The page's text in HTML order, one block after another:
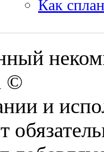
Как
©
и